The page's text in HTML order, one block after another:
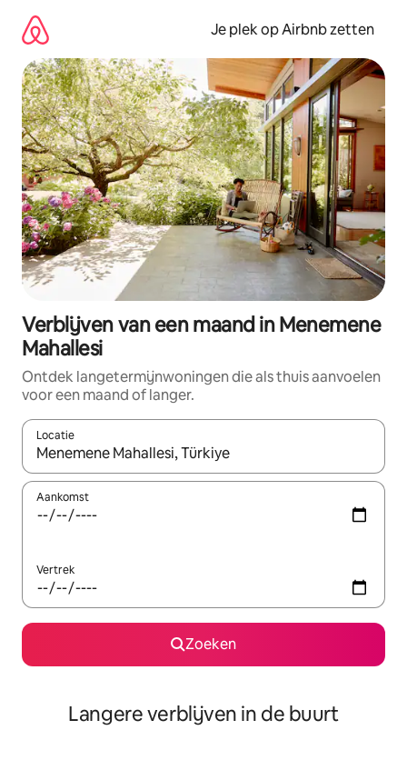
direct
naar
inhoud
Je plek op Airbnb zetten
Verblijven van een maand in Menemene
Mahallesi
Ontdek langetermijnwoningen die als thuis aanvoelen
voor een maand of langer.
Locatie
Wanneer er resultaten beschikbaar zijn, maak je een keuze
Aankomst
Vertrek
Zoeken
Langere verblijven in de buurt